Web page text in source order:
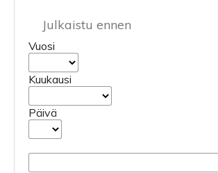
Julkaistu ennen
Vuosi
Kuukausi
Päivä